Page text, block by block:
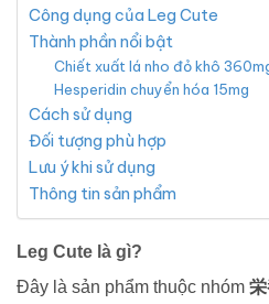
Công dụng của Leg Cute
Thành phần nổi bật
Chiết xuất lá nho đỏ khô
Hesperidin chuyển hóa 15mg
Cách sử dụng
Đối tượng phù hợp
Lưu ý khi sử dụng
Thông tin sản phẩm
Leg Cute là gì?
Đây là sản phẩm thuộc nhóm